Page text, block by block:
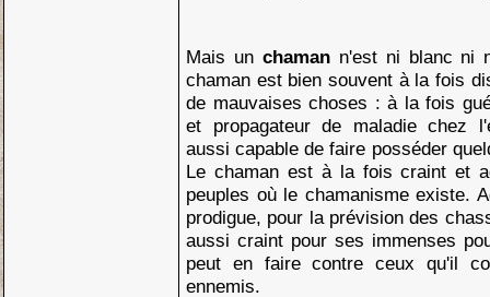
Mais un chaman n'est ni blanc ni
chaman est bien souvent à la fois
de mauvaises choses : à la fois
et propagateur de maladie chez
aussi capable de faire posséder
Le chaman est à la fois craint et
peuples où le chamanisme existe.
prodigue, pour la prévision des
aussi craint pour ses immenses
peut en faire contre ceux qu'il
ennemis.